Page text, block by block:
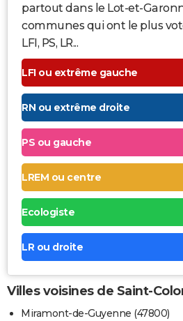
partout dans le Lot-et-
communes qui ont le plus
LFI, PS, LR...
LFI ou extrême gauche
RN ou extrême droite
PS ou gauche
LREM ou centre
Ecologiste
LR ou droite
Villes voisines de Saint-
Miramont-de-Guyenne (47800)